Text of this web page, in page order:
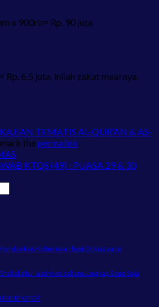
x 900rb= Rp. 90 juta
Rp. 6,5 juta, inilah zakat maal nya.
KAJIAN TEMATIS AL-QUR’AN & AS-
thepermalink.
KTQS (49) : PUASA 29 & 30
Keburukan bagi Orang yang
‘alaihi wa sallam Ungkap Siapa Saja
BERFOTO?